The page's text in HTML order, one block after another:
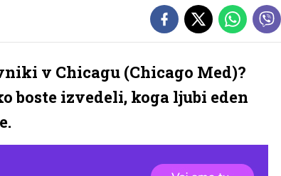
v Chicagu (Chicago Med)?
boste izvedeli, koga ljubi eden